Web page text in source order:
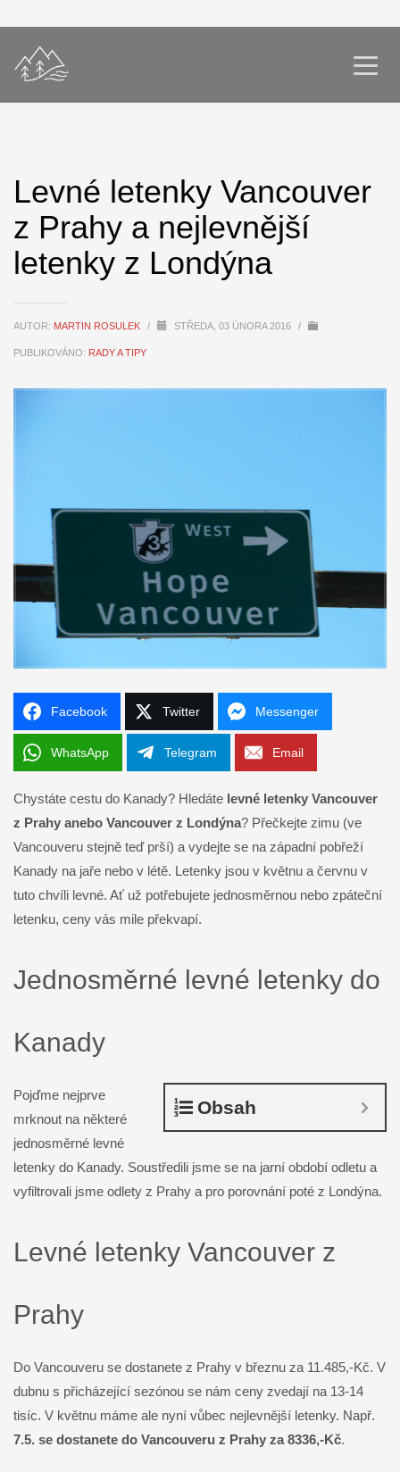
Levné letenky Vancouver
z Prahy a nejlevnější
letenky z Londýna
AUTOR: MARTIN ROSULEK / STŘEDA, 03 ÚNORA 2016 /
PUBLIKOVÁNO: RADY A TIPY
Facebook Twitter Messenger
WhatsApp Telegram Email
Chystáte cestu do Kanady? Hledáte levné letenky Vancouver
z Prahy anebo Vancouver z Londýna? Přečkejte zimu (ve
Vancouveru stejně teď prší) a vydejte se na západní pobřeží
Kanady na jaře nebo v létě. Letenky jsou v květnu a červnu v
tuto chvíli levné. Ať už potřebujete jednosměrnou nebo zpáteční
letenku, ceny vás mile překvapí.
Jednosměrné levné letenky do
Kanady
Obsah
Pojďme nejprve
mrknout na některé
jednosměrné levné
letenky do Kanady. Soustředili jsme se na jarní období odletu a
vyfiltrovali jsme odlety z Prahy a pro porovnání poté z Londýna.
Levné letenky Vancouver z
Prahy
Do Vancouveru se dostanete z Prahy v březnu za 11.485,-Kč. V
dubnu s přicházející sezónou se nám ceny zvedají na 13-14
tisíc. V květnu máme ale nyní vůbec nejlevnější letenky. Např.
7.5. se dostanete do Vancouveru z Prahy za 8336,-Kč.